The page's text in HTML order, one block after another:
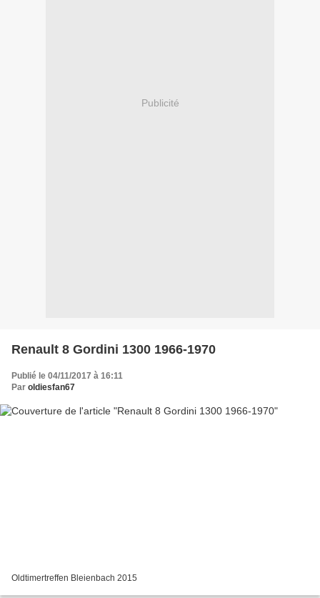
Publicité
Renault 8 Gordini 1300 1966-1970
Publié le 04/11/2017 à 16:11
Par oldiesfan67
Oldtimertreffen Bleienbach 2015